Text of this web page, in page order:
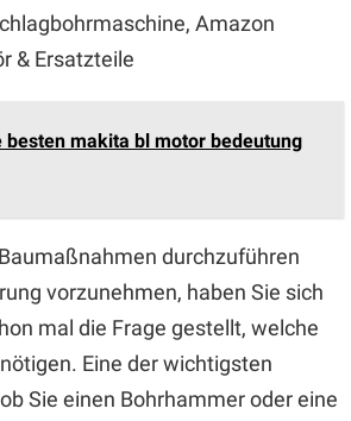
Amazon
& Ersatzteile
besten makita bl motor bedeutung
durchzuführen
vorzunehmen, haben Sie sich
mal die Frage gestellt, welche
Eine der wichtigsten
Sie einen Bohrhammer oder eine